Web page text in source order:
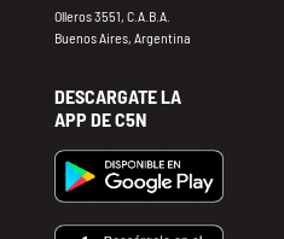
Olleros 3551, C.A.B.A.
Buenos Aires, Argentina
DESCARGATE LA
APP DE C5N